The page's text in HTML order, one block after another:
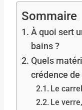
Sommaire
À quoi sert
bains ?
Quels
crédence
Le
Le